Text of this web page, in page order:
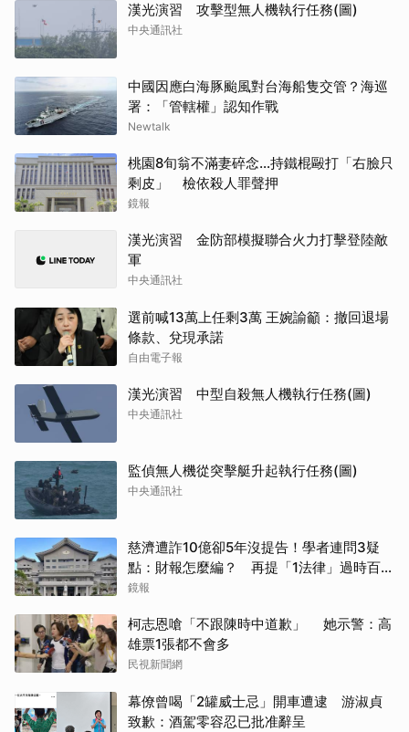
漢光演習 攻擊型無人機執行任務(圖)
中央通訊社
中國因應白海豚颱風對台海船隻交管？海巡
署：「管轄權」認知作戰
Newtalk
桃園8旬翁不滿妻碎念…持鐵棍毆打「右臉只
剩皮」 檢依殺人罪聲押
鏡報
漢光演習 金防部模擬聯合火力打擊登陸敵
軍
中央通訊社
選前喊13萬上任剩3萬 王婉諭籲：撤回退場
條款、兌現承諾
自由電子報
漢光演習 中型自殺無人機執行任務(圖)
中央通訊社
監偵無人機從突擊艇升起執行任務(圖)
中央通訊社
慈濟遭詐10億卻5年沒提告！學者連問3疑
點：財報怎麼編？ 再提「1法律」過時百年
管不了
鏡報
柯志恩嗆「不跟陳時中道歉」 她示警：高
雄票1張都不會多
民視新聞網
幕僚曾喝「2罐威士忌」開車遭逮 游淑貞
致歉：酒駕零容忍已批准辭呈